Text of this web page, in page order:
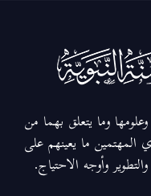
وما يتعلق بهما من
المهتمين ما يعينهم على
وأوجه الاحتياج.